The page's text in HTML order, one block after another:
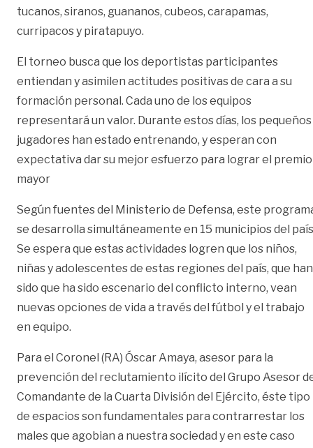
tucanos, siranos, guananos, cubeos, carapamas,
curripacos y piratapuyo.
El torneo busca que los deportistas participantes
entiendan y asimilen actitudes positivas de cara a su
formación personal. Cada uno de los equipos
representará un valor. Durante estos días, los pequeños
jugadores han estado entrenando, y esperan con
expectativa dar su mejor esfuerzo para lograr el premio
mayor
Según fuentes del Ministerio de Defensa, este
se desarrolla simultáneamente en 15 municipios del
Se espera que estas actividades logren que los niños,
niñas y adolescentes de estas regiones del país, que han
sido que ha sido escenario del conflicto interno, vean
nuevas opciones de vida a través del fútbol y el trabajo
en equipo.
Para el Coronel (RA) Óscar Amaya, asesor para la
prevención del reclutamiento ilícito del Grupo Asesor
Comandante de la Cuarta División del Ejército, éste tipo
de espacios son fundamentales para contrarrestar los
males que agobian a nuestra sociedad y en este caso